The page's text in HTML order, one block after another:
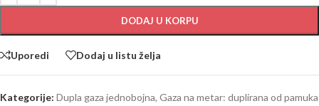
DODAJ U KORPU
Uporedi Dodaj u listu želja
Kategorije: Dupla gaza jednobojna, Gaza na metar: duplirana od pamuka